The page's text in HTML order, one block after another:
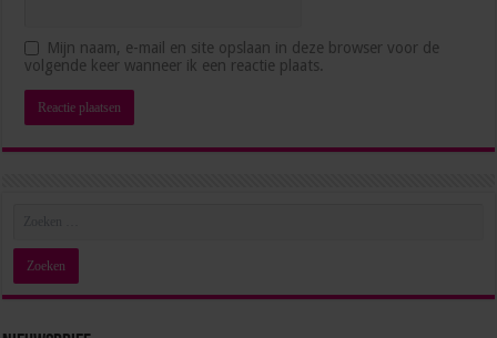
maart 17, 2026
Mijn naam, e-mail en site opslaan in deze browser voor de
volgende keer wanneer ik een reactie plaats.